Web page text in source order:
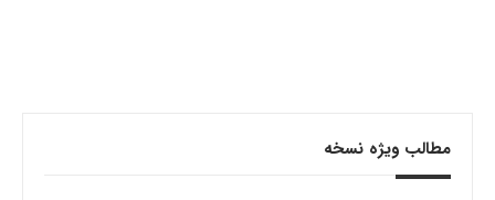
مطالب ویژه نسخه